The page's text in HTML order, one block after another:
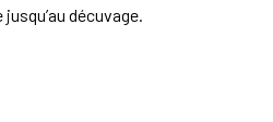
décuvage.